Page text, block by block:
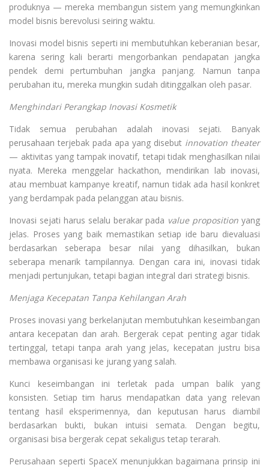
produknya — mereka membangun sistem yang memungkinkan
model bisnis berevolusi seiring waktu.
Inovasi model bisnis seperti ini membutuhkan keberanian besar,
karena sering kali berarti mengorbankan pendapatan jangka
pendek demi pertumbuhan jangka panjang. Namun tanpa
perubahan itu, mereka mungkin sudah ditinggalkan oleh pasar.
Menghindari Perangkap Inovasi Kosmetik
Tidak semua perubahan adalah inovasi sejati. Banyak
perusahaan terjebak pada apa yang disebut innovation theater
— aktivitas yang tampak inovatif, tetapi tidak menghasilkan nilai
nyata. Mereka menggelar hackathon, mendirikan lab inovasi,
atau membuat kampanye kreatif, namun tidak ada hasil konkret
yang berdampak pada pelanggan atau bisnis.
Inovasi sejati harus selalu berakar pada value proposition yang
jelas. Proses yang baik memastikan setiap ide baru dievaluasi
berdasarkan seberapa besar nilai yang dihasilkan, bukan
seberapa menarik tampilannya. Dengan cara ini, inovasi tidak
menjadi pertunjukan, tetapi bagian integral dari strategi bisnis.
Menjaga Kecepatan Tanpa Kehilangan Arah
Proses inovasi yang berkelanjutan membutuhkan keseimbangan
antara kecepatan dan arah. Bergerak cepat penting agar tidak
tertinggal, tetapi tanpa arah yang jelas, kecepatan justru bisa
membawa organisasi ke jurang yang salah.
Kunci keseimbangan ini terletak pada umpan balik yang
konsisten. Setiap tim harus mendapatkan data yang relevan
tentang hasil eksperimennya, dan keputusan harus diambil
berdasarkan bukti, bukan intuisi semata. Dengan begitu,
organisasi bisa bergerak cepat sekaligus tetap terarah.
Perusahaan seperti SpaceX menunjukkan bagaimana prinsip ini